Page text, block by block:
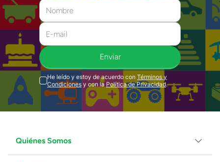
Enviar
He leído y estoy de acuerdo con Términos y
Condiciones y con la Política de Privacidad.
Quiénes Somos